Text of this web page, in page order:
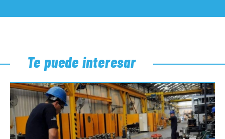
Te puede interesar